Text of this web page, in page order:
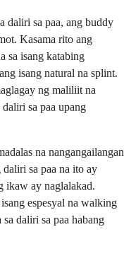
daliri sa paa, ang buddy
Kasama rito ang
sa isang katabing
isang natural na splint.
ng maliliit na
sa paa upang
na nangangailangan
daliri sa paa na ito ay
ikaw ay naglalakad.
espesyal na walking
daliri sa paa habang